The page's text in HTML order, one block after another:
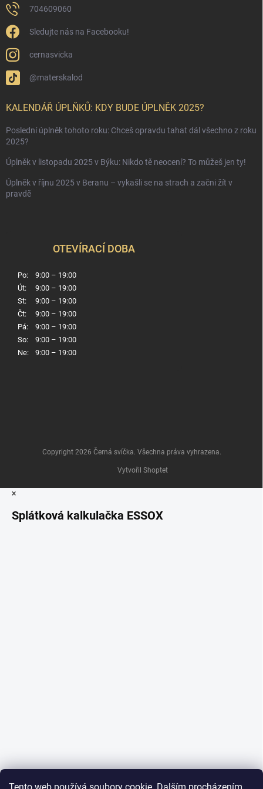
704609060
Sledujte nás na Facebooku!
cernasvicka
@materskalod
KALENDÁŘ ÚPLŇKŮ: KDY BUDE ÚPLNĚK 2025?
Poslední úplněk tohoto roku: Chceš opravdu tahat dál všechno z roku
2025?
Úplněk v listopadu 2025 v Býku: Nikdo tě neocení? To můžeš jen ty!
Úplněk v říjnu 2025 v Beranu – vykašli se na strach a začni žít v
pravdě
OTEVÍRACÍ DOBA
Po:
9:00 – 19:00
Út:
9:00 – 19:00
St:
9:00 – 19:00
Čt:
9:00 – 19:00
Pá:
9:00 – 19:00
So:
9:00 – 19:00
Ne:
9:00 – 19:00
Vytvořil Shoptet
Copyright 2026 Černá svíčka. Všechna práva vyhrazena.
×
Splátková kalkulačka ESSOX